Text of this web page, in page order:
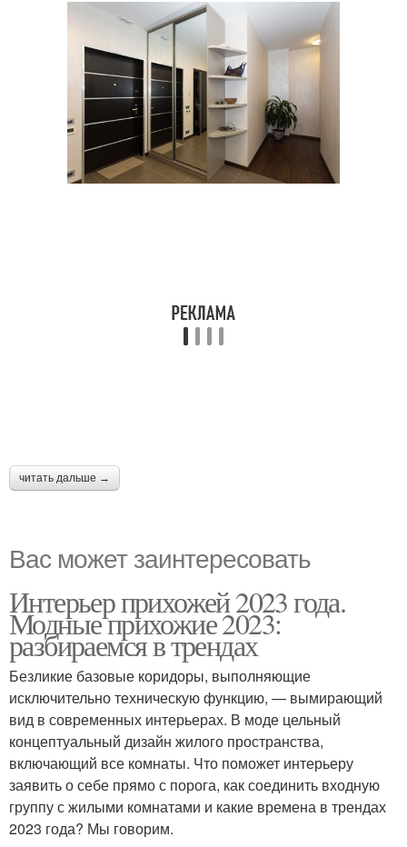
читать дальше →
Вас может заинтересовать
Интерьер прихожей 2023 года.
Модные прихожие 2023:
разбираемся в трендах
Безликие базовые коридоры, выполняющие
исключительно техническую функцию, — вымирающий
вид в современных интерьерах. В моде цельный
концептуальный дизайн жилого пространства,
включающий все комнаты. Что поможет интерьеру
заявить о себе прямо с порога, как соединить входную
группу с жилыми комнатами и какие времена в трендах
2023 года? Мы говорим.